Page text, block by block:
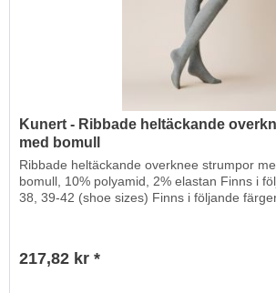
Kunert - Ribbade heltäckande
med bomull
Ribbade heltäckande overknee strumpor
bomull, 10% polyamid, 2% elastan Finns i
38, 39-42 (shoe sizes) Finns i följande
217,82 kr *